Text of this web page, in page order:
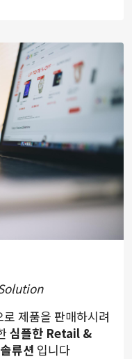
제품을 판매하시려
심플한 Retail &
류션 입니다